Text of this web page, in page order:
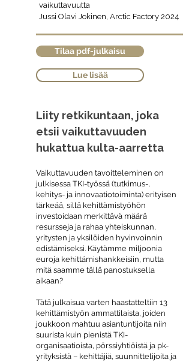
vaikuttavuutta
Jussi Olavi Jokinen, Arctic Factory 2024
Tilaa pdf-julkaisu
Lue lisää
Liity retkikuntaan, joka
etsii vaikuttavuuden
hukattua kulta-aarretta
Vaikuttavuuden tavoitteleminen on
julkisessa TKI-työssä (tutkimus-,
kehitys- ja innovaatiotoiminta) erityisen
tärkeää, sillä kehittämistyöhön
investoidaan merkittävä määrä
resursseja ja rahaa yhteiskunnan,
yritysten ja yksilöiden hyvinvoinnin
edistämiseksi. Käytämme miljoonia
euroja kehittämishankkeisiin, mutta
mitä saamme tällä panostuksella
aikaan?
Tätä julkaisua varten haastatteltiin 13
kehittämistyön ammattilaista, joiden
joukkoon mahtuu asiantuntijoita niin
suurista kuin pienistä TKI-
organisaatioista, pörssiyhtiöistä ja pk-
yrityksistä – kehittäjiä, suunnittelijoita ja